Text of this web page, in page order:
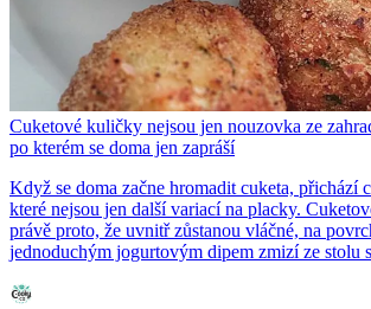
Cuketové kuličky nejsou jen nouzovka ze
po kterém se doma jen zapráší
Když se doma začne hromadit cuketa, přichází
které nejsou jen další variací na placky.
právě proto, že uvnitř zůstanou vláčné, na
jednoduchým jogurtovým dipem zmizí ze stolu